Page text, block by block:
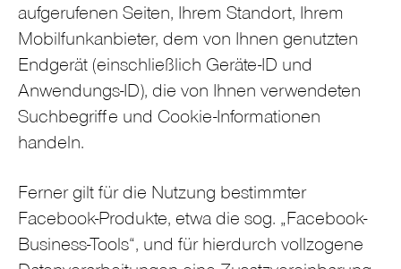
aufgerufenen Seiten, Ihrem Standort, Ihrem
Mobilfunkanbieter, dem von Ihnen genutzten
Endgerät (einschließlich Geräte-ID und
Anwendungs-ID), die von Ihnen verwendeten
Suchbegriffe und Cookie-Informationen
handeln.
Ferner gilt für die Nutzung bestimmter
Facebook-Produkte, etwa die sog. „Facebook-
Business-Tools“, und für hierdurch vollzogene